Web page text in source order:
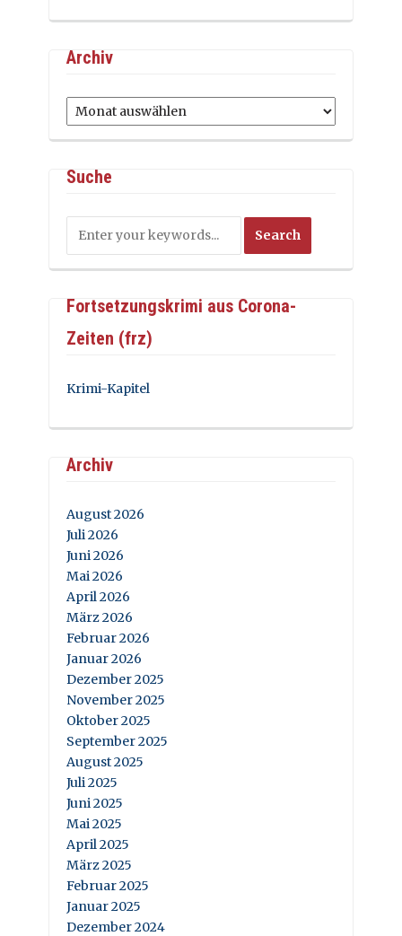
Archiv
Archiv
Suche
Fortsetzungskrimi aus Corona-
Zeiten (frz)
Krimi-Kapitel
Archiv
August 2026
Juli 2026
Juni 2026
Mai 2026
April 2026
März 2026
Februar 2026
Januar 2026
Dezember 2025
November 2025
Oktober 2025
September 2025
August 2025
Juli 2025
Juni 2025
Mai 2025
April 2025
März 2025
Februar 2025
Januar 2025
Dezember 2024